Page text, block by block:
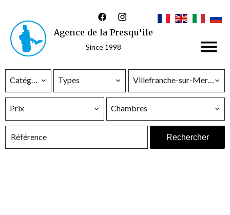
Agence de la Presqu'ile
Since 1998
Catégorie Types Villefranche-sur-Mer (06230)
Prix Chambres
Rechercher